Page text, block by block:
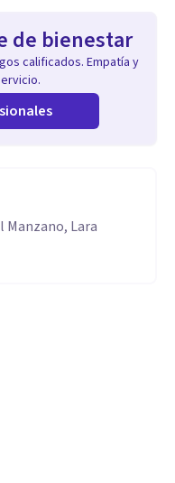
de bienestar
calificados. Empatía y
Manzano, Lara